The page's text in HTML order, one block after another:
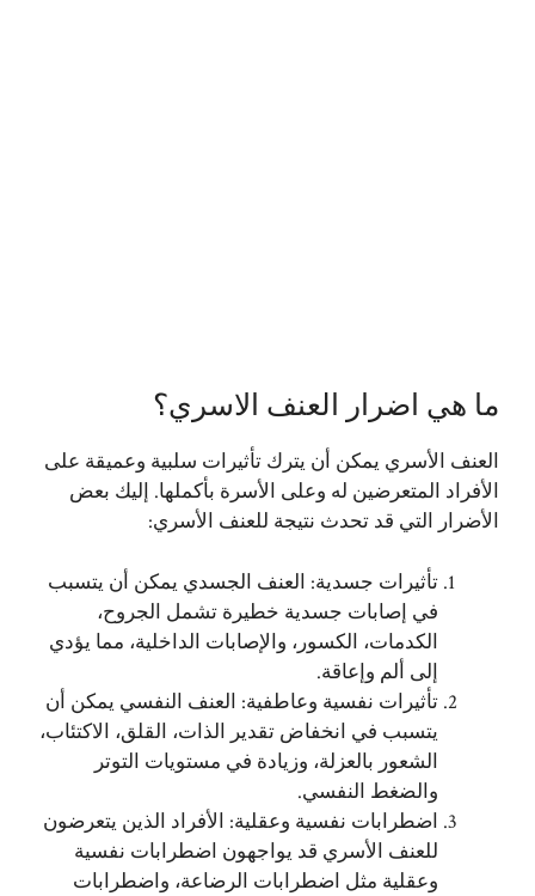
ما هي اضرار العنف الاسري؟
العنف الأسري يمكن أن يترك تأثيرات سلبية وعميقة على
الأفراد المتعرضين له وعلى الأسرة بأكملها. إليك بعض
الأضرار التي قد تحدث نتيجة للعنف الأسري:
تأثيرات جسدية: العنف الجسدي يمكن أن يتسبب
في إصابات جسدية خطيرة تشمل الجروح،
الكدمات، الكسور، والإصابات الداخلية، مما يؤدي
إلى ألم وإعاقة.
تأثيرات نفسية وعاطفية: العنف النفسي يمكن أن
يتسبب في انخفاض تقدير الذات، القلق، الاكتئاب،
الشعور بالعزلة، وزيادة في مستويات التوتر
والضغط النفسي.
اضطرابات نفسية وعقلية: الأفراد الذين يتعرضون
للعنف الأسري قد يواجهون اضطرابات نفسية
وعقلية مثل اضطرابات الرضاعة، واضطرابات